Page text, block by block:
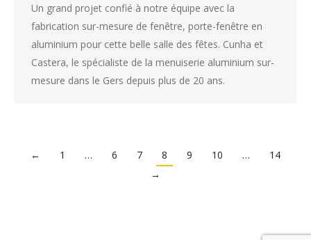
Un grand projet confié à notre équipe avec la
fabrication sur-mesure de fenêtre, porte-fenêtre en
aluminium pour cette belle salle des fêtes. Cunha et
Castera, le spécialiste de la menuiserie aluminium sur-
mesure dans le Gers depuis plus de 20 ans.
← 1 … 6 7 8 9 10 …
14
→